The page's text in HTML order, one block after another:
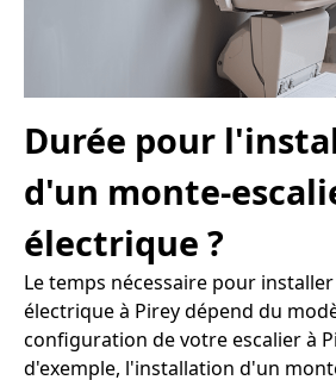
Durée pour
d'un monte-
électrique ?
Le temps nécessaire pour
électrique à Pirey dépend du
configuration de votre escalier à
d'exemple, l'installation d'un